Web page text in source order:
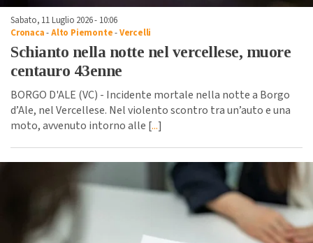
Sabato, 11 Luglio 2026 - 10:06
Cronaca-Alto Piemonte-Vercelli
Schianto nella notte nel vercellese, muore
centauro 43enne
BORGO D'ALE (VC) - Incidente mortale nella notte a Borgo
d’Ale, nel Vercellese. Nel violento scontro tra un’auto e una
moto, avvenuto intorno alle [...]